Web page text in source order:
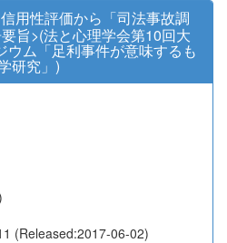
用性評価から「司法事故調
旨>(法と心理学会第10回大
ウム「足利事件が意味するも
研究」)
(Released:2017-06-02)